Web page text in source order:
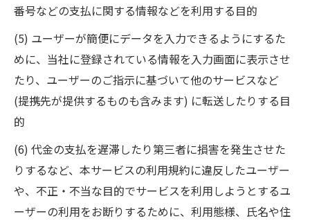
番号などの支払に関する情報などを利用する目的
(5) ユーザーが簡便にデータを入力できるようにするた
めに、当社に登録されている情報を入力画面に表示させ
たり、ユーザーのご指示に基づいて他のサービスなど
(提携先が提供するものも含みます) に転送したりする目
的
(6) 代金の支払を遅滞したり第三者に損害を発生させた
りするなど、本サービスの利用規約に違反したユーザー
や、不正・不当な目的でサービスを利用しようとするユ
ーザーの利用をお断りするために、利用態様、氏名や住